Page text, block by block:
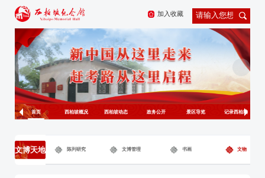
加入收藏
首页 西柏坡概况 西柏坡动态 政务公开 景区导览 记录西柏坡
文博天地 陈列研究 文博管理 书画 文物